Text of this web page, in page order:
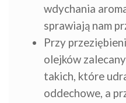
wdychania
sprawiają nam
Przy
olejków
takich, które
oddechowe, a